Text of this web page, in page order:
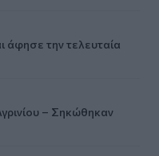
άφησε την τελευταία
– Σηκώθηκαν